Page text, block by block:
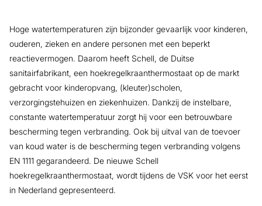
Hoge watertemperaturen zijn bijzonder gevaarlijk voor kinderen,
ouderen, zieken en andere personen met een beperkt
reactievermogen. Daarom heeft Schell, de Duitse
sanitairfabrikant, een hoekregelkraanthermostaat op de markt
gebracht voor kinderopvang, (kleuter)scholen,
verzorgingstehuizen en ziekenhuizen. Dankzij de instelbare,
constante watertemperatuur zorgt hij voor een betrouwbare
bescherming tegen verbranding. Ook bij uitval van de toevoer
van koud water is de bescherming tegen verbranding volgens
EN 1111 gegarandeerd. De nieuwe Schell
hoekregelkraanthermostaat, wordt tijdens de VSK voor het eerst
in Nederland gepresenteerd.